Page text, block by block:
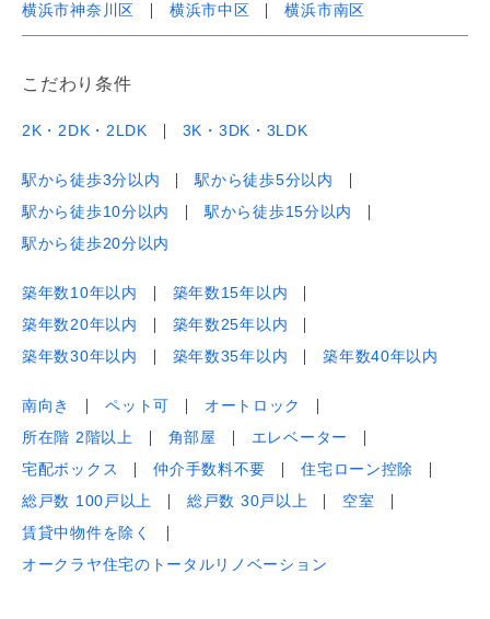
横浜市神奈川区 横浜市中区 横浜市南区
こだわり条件
2K・2DK・2LDK 3K・3DK・3LDK
駅から徒歩3分以内
駅から徒歩5分以内
駅から徒歩10分以内
駅から徒歩15分以内
駅から徒歩20分以内
築年数10年以内
築年数15年以内
築年数20年以内
築年数25年以内
築年数30年以内
築年数35年以内 築年数40年以内
南向き ペット可
オートロック
所在階 2階以上
角部屋
エレベーター
宅配ボックス
仲介手数料不要
住宅ローン控除
総戸数 100戸以上
総戸数 30戸以上
空室
賃貸中物件を除く
オークラヤ住宅のトータルリノベーション